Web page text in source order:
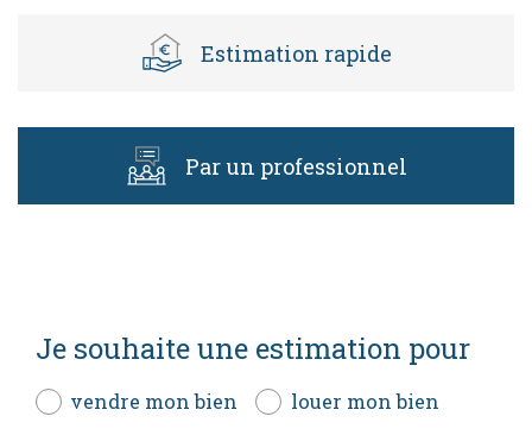
estimation rapide
par un professionnel
Je souhaite une estimation pour
vendre mon bien louer mon bien